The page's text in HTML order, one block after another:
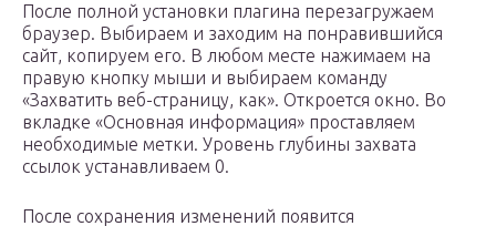
После полной установки плагина перезагружаем
браузер. Выбираем и заходим на понравившийся
сайт, копируем его. В любом месте нажимаем на
правую кнопку мыши и выбираем команду
«Захватить веб-страницу, как». Откроется окно. Во
вкладке «Основная информация» проставляем
необходимые метки. Уровень глубины захвата
ссылок устанавливаем 0.
После сохранения изменений появится